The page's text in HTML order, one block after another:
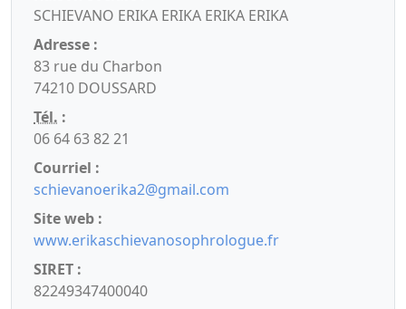
SCHIEVANO ERIKA ERIKA ERIKA ERIKA
Adresse :
83 rue du Charbon
74210 DOUSSARD
Tél. :
06 64 63 82 21
Courriel :
schievanoerika2@gmail.com
Site web :
www.erikaschievanosophrologue.fr
SIRET :
82249347400040